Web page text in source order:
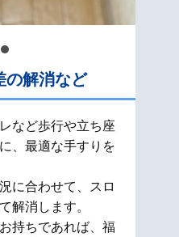
の解消など
など歩行や立ち座
、最適な手すりを
に合わせて、スロ
解消します。
持ちであれば、福